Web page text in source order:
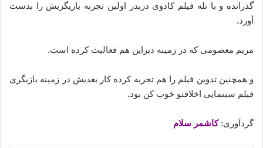
گذرانده و با تله فیلم کادوی دربدر اولین تجربه بازیگریش را بدست
آورد.
مریم معصومی که در زمینه دیزاین هم فعالیت کرده است.
و همچنین تدوین فیلم را هم تجربه کرده کار بعدیش در زمینه بازیگری
فیلم سینمایی اخلاقتو خوب کن بود.
گردآوری:کاشمر سلام